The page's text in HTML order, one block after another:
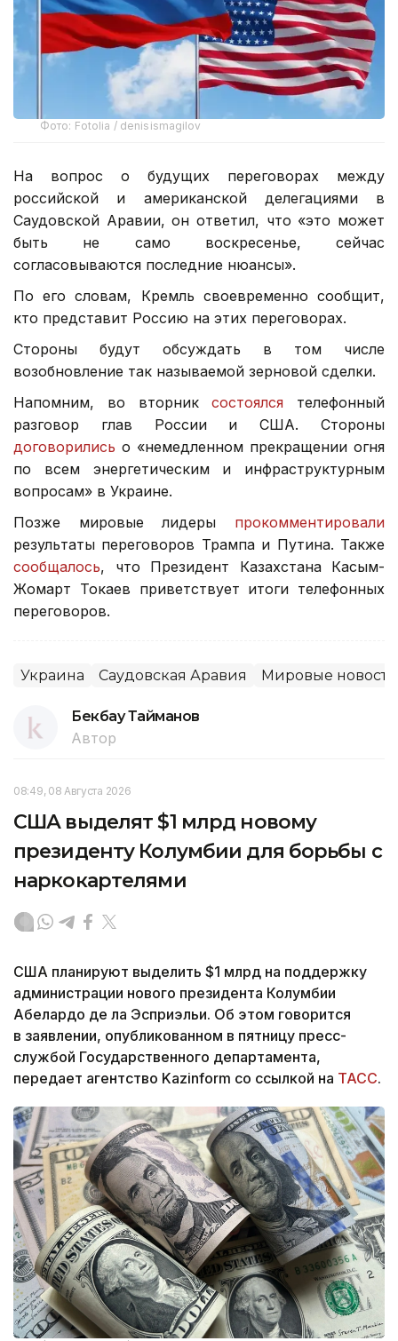
Фото: Fotolia / denisismagilov
На вопрос о будущих переговорах между
российской и американской делегациями в
Саудовской Аравии, он ответил, что «это может
быть не само воскресенье, сейчас
согласовываются последние нюансы».
По его словам, Кремль своевременно сообщит,
кто представит Россию на этих переговорах.
Стороны будут обсуждать в том числе
возобновление так называемой зерновой сделки.
Напомним, во вторниксостоялся телефонный
разговор глав России и США. Стороны
договорились о «немедленном прекращении огня
по всем энергетическим и инфраструктурным
вопросам» в Украине.
Позже мировые лидеры прокомментировали
результаты переговоров Трампа и Путина. Также
сообщалось, что Президент Казахстана Касым-
Жомарт Токаев приветствует итоги телефонных
переговоров.
Украина Саудовская Аравия Мировые новости
Бекбау Тайманов
Автор
08:49, 08 Августа 2026
США выделят $1 млрд новому
президенту Колумбии для борьбы с
наркокартелями
США планируют выделить $1 млрд на поддержку
администрации нового президента Колумбии
Абелардо де ла Эсприэльи. Об этом говорится
в заявлении, опубликованном в пятницу пресс-
службой Государственного департамента,
передает агентство Kazinform со ссылкой на ТАСС.